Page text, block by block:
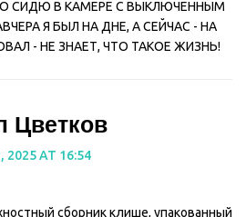
СИДЮ В КАМЕРЕ С ВЫКЛЮЧЕННЫМ
Я БЫЛ НА ДНЕ, А СЕЙЧАС - НА
- НЕ ЗНАЕТ, ЧТО ТАКОЕ ЖИЗНЬ!
Цветков
2025 AT 16:54
сборник клише, упакованный